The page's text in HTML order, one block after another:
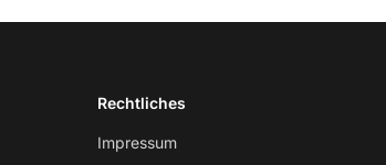
Rechtliches
Impressum